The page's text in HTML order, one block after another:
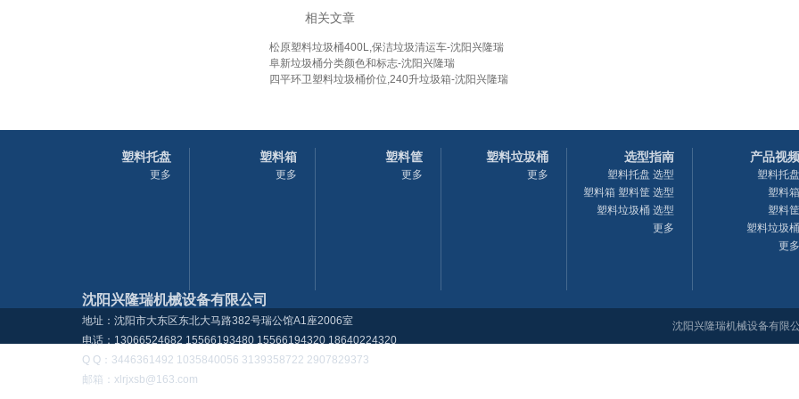
相关文章
松原塑料垃圾桶400L,保洁垃圾清运车-沈阳兴隆瑞
阜新垃圾桶分类颜色和标志-沈阳兴隆瑞
四平环卫塑料垃圾桶价位,240升垃圾箱-沈阳兴隆瑞
塑料托盘
更多
塑料箱
更多
塑料筐
更多
塑料垃圾桶
更多
选型指南
塑料托盘 选型
塑料箱 塑料筐 选型
塑料垃圾桶 选型
更多
产品视频
塑料托盘
塑料箱
塑料筐
塑料垃圾桶
更多
沈阳兴隆瑞机械设备有限公司
地址：沈阳市大东区东北大马路382号瑞公馆A1座2006室
电话：13066524682 15566193480 15566194320 18640224320
Q Q：3446361492 1035840056 3139358722 2907829373
邮箱：xlrjxsb@163.com
沈阳兴隆瑞机械设备有限